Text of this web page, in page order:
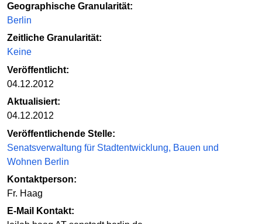
Geographische Granularität:
Berlin
Zeitliche Granularität:
Keine
Veröffentlicht:
04.12.2012
Aktualisiert:
04.12.2012
Veröffentlichende Stelle:
Senatsverwaltung für Stadtentwicklung, Bauen und
Wohnen Berlin
Kontaktperson:
Fr. Haag
E-Mail Kontakt: